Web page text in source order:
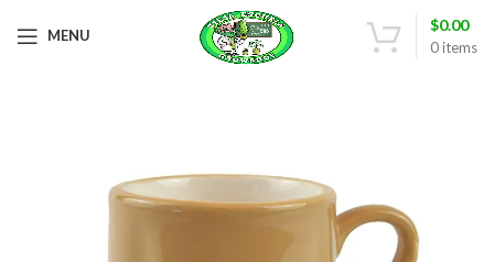
MENU
0items
$0.00